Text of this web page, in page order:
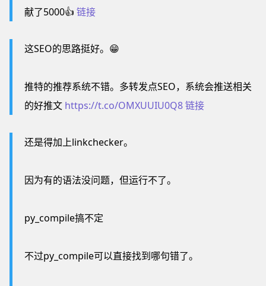
献了5000👍 链接
这SEO的思路挺好。😁
推特的推荐系统不错。多转发点SEO，系统会推送相关
的好推文 https://t.co/OMXUUIU0Q8链接
还是得加上linkchecker。
因为有的语法没问题，但运行不了。
py_compile搞不定
不过py_compile可以直接找到哪句错了。